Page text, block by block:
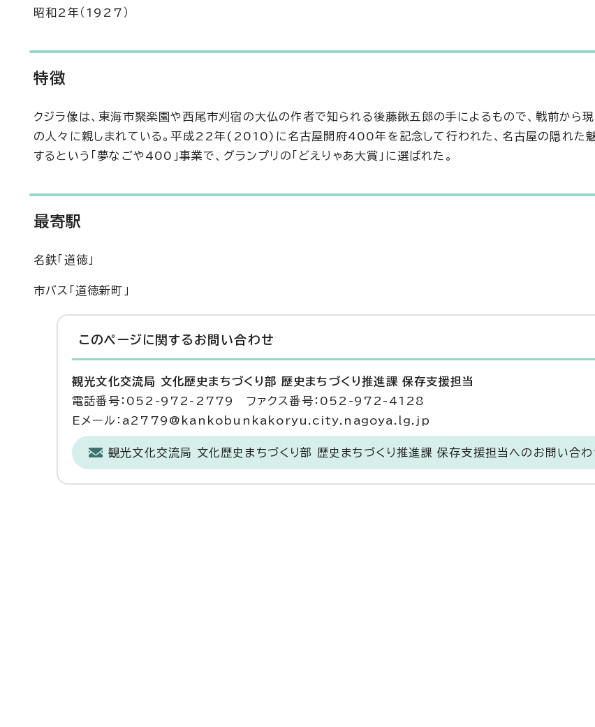
昭和2年（1927）
特徴
クジラ像は、東海市聚楽園や西尾市刈宿の大仏の作者で知られる後藤鍬五郎の手によるもので、戦前から
の人々に親しまれている。平成22年(2010)に名古屋開府400年を記念して行われた、名古屋の隠れた
するという「夢なごや400」事業で、グランプリの「どえりゃあ大賞」に選ばれた。
最寄駅
名鉄「道徳」
市バス「道徳新町」
このページに関する お問い合わせ
観光文化交流局 文化歴史まちづくり部 歴史まちづくり推進課 保存支援担当
電話番号：052-972-2779 ファクス番号：052-972-4128
Eメール：a2779@kankobunkakoryu.city.nagoya.lg.jp
観光文化交流局 文化歴史まちづくり部 歴史まちづくり推進課 保存支援担当へのお問い合わ